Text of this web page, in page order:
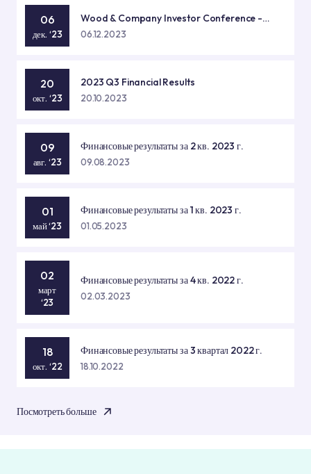
06
дек. ‘23
Wood & Company Investor Conference -
Prague
06.12.2023
20
окт. ‘23
2023 Q3 Financial Results
20.10.2023
09
авг. ‘23
Финансовые результаты за 2 кв. 2023 г.
09.08.2023
01
май ‘23
Финансовые результаты за 1 кв. 2023 г.
01.05.2023
02
март
‘23
Финансовые результаты за 4 кв. 2022 г.
02.03.2023
18
окт. ‘22
Финансовые результаты за 3 квартал 2022 г.
18.10.2022
Посмотреть больше